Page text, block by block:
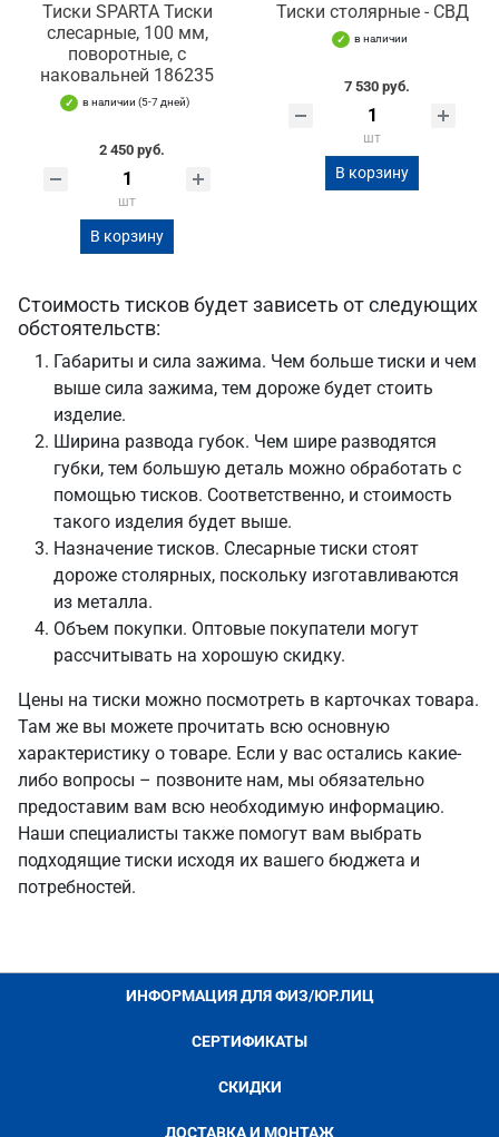
Тиски SPARTA Тиски
слесарные, 100 мм,
поворотные, с
наковальней 186235
в наличии (5-7 дней)
2 450 руб.
шт
В корзину
Тиски столярные - СВД
в наличии
7 530 руб.
шт
В корзину
Стоимость тисков будет зависеть от следующих
обстоятельств:
Габариты и сила зажима. Чем больше тиски и чем
выше сила зажима, тем дороже будет стоить
изделие.
Ширина развода губок. Чем шире разводятся
губки, тем большую деталь можно обработать с
помощью тисков. Соответственно, и стоимость
такого изделия будет выше.
Назначение тисков. Слесарные тиски стоят
дороже столярных, поскольку изготавливаются
из металла.
Объем покупки. Оптовые покупатели могут
рассчитывать на хорошую скидку.
Цены на тиски можно посмотреть в карточках товара.
Там же вы можете прочитать всю основную
характеристику о товаре. Если у вас остались какие-
либо вопросы – позвоните нам, мы обязательно
предоставим вам всю необходимую информацию.
Наши специалисты также помогут вам выбрать
подходящие тиски исходя их вашего бюджета и
потребностей.
ИНФОРМАЦИЯ ДЛЯ ФИЗ/ЮР.ЛИЦ
СЕРТИФИКАТЫ
СКИДКИ
ДОСТАВКА И МОНТАЖ